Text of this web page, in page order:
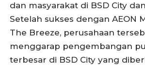
dan masyarakat di BSD City
Setelah sukses dengan AEON
The Breeze, perusahaan
menggarap pengembangan
terbesar di BSD City yang